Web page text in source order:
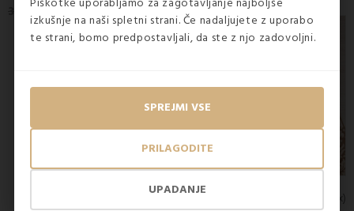
Piškotke uporabljamo za zagotavljanje najboljše
izkušnje na naši spletni strani. Če nadaljujete z uporabo
te strani, bomo predpostavljali, da ste z njo zadovoljni.
UPADANJE
PRILAGODITE
SPREJMI VSE
39,90 €
Popust -31%
NA ZALOGI